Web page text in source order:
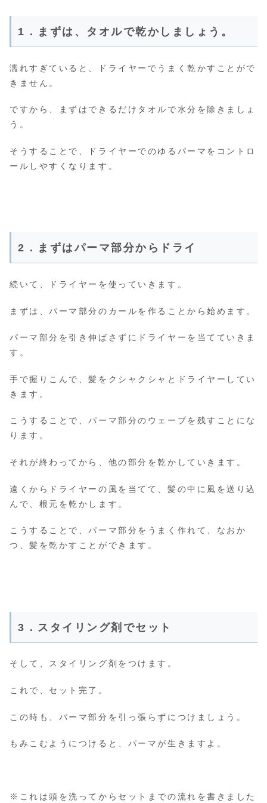
1．まずは、タオルで乾かしましょう。
濡れすぎていると、ドライヤーでうまく乾かすことがで
きません。
ですから、まずはできるだけタオルで水分を除きましょ
う。
そうすることで、ドライヤーでのゆるパーマをコントロ
ールしやすくなります。
2．まずはパーマ部分からドライ
続いて、ドライヤーを使っていきます。
まずは、パーマ部分のカールを作ることから始めます。
パーマ部分を引き伸ばさずにドライヤーを当てていきま
す。
手で握りこんで、髪をクシャクシャとドライヤーしてい
きます。
こうすることで、パーマ部分のウェーブを残すことにな
ります。
それが終わってから、他の部分を乾かしていきます。
遠くからドライヤーの風を当てて、髪の中に風を送り込
んで、根元を乾かします。
こうすることで、パーマ部分をうまく作れて、なおか
つ、髪を乾かすことができます。
3．スタイリング剤でセット
そして、スタイリング剤をつけます。
これで、セット完了。
この時も、パーマ部分を引っ張らずにつけましょう。
もみこむようにつけると、パーマが生きますよ。
※これは頭を洗ってからセットまでの流れを書きました